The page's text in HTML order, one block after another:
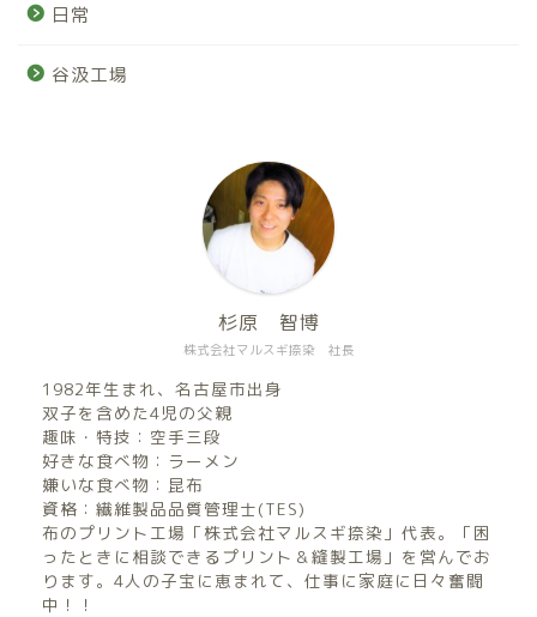
日常
谷汲工場
株式会社マルスギ捺染 社長
杉原 智博
1982年生まれ、名古屋市出身
双子を含めた4児の父親
趣味・特技：空手三段
好きな食べ物：ラーメン
嫌いな食べ物：昆布
資格：繊維製品品質管理士(TES)
布のプリント工場「株式会社マルスギ捺染」代表。「困
ったときに相談できるプリント＆縫製工場」を営んでお
ります。4人の子宝に恵まれて、仕事に家庭に日々奮闘
中！！